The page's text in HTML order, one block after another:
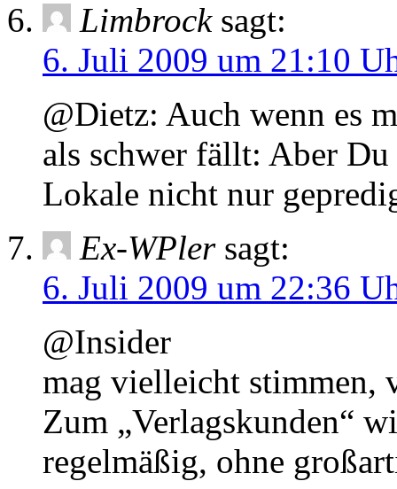
Limbrock sagt:
6. Juli 2009 um 21:10
@Dietz: Auch wenn es
als schwer fällt: Aber
Lokale nicht nur
Ex-WPler sagt:
6. Juli 2009 um 22:36
@Insider
mag vielleicht
Zum „Verlagskunden“
regelmäßig, ohne